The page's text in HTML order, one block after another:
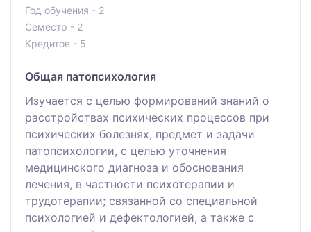
Год обучения - 2
Семестр - 2
Кредитов - 5
Общая патопсихология
Изучается с целью формирований знаний о
расстройствах психических процессов при
психических болезнях, предмет и задачи
патопсихологии, с целью уточнения
медицинского диагноза и обоснования
лечения, в частности психотерапии и
трудотерапии; связанной со специальной
психологией и дефектологией, а также с